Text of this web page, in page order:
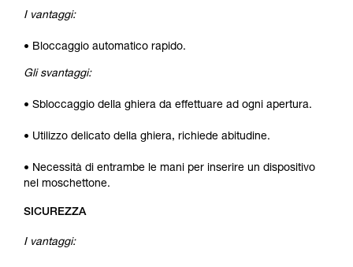
I vantaggi:
• Bloccaggio automatico rapido.
Gli svantaggi:
• Sbloccaggio della ghiera da effettuare ad ogni apertura.
• Utilizzo delicato della ghiera, richiede abitudine.
• Necessità di entrambe le mani per inserire un dispositivo
nel moschettone.
SICUREZZA
I vantaggi: